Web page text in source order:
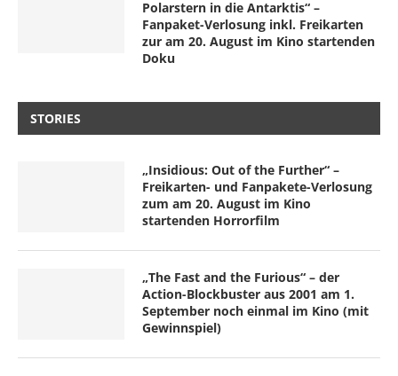
Polarstern in die Antarktis“ –
Fanpaket-Verlosung inkl. Freikarten
zur am 20. August im Kino startenden
Doku
STORIES
„Insidious: Out of the Further“ –
Freikarten- und Fanpakete-Verlosung
zum am 20. August im Kino
startenden Horrorfilm
„The Fast and the Furious“ – der
Action-Blockbuster aus 2001 am 1.
September noch einmal im Kino (mit
Gewinnspiel)